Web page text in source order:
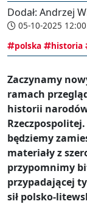
Dodał: Andrzej
05-10-2025 12:00
polska
historia
Zaczynamy
ramach
historii
będziemy
materiały z
przypomnimy
przypadającej
sił polsko-